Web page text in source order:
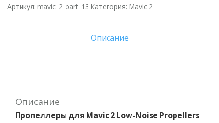
Артикул: mavic_2_part_13 Категория: Mavic 2
Описание
Описание
Пропеллеры для Mavic 2 Low-Noise Propellers